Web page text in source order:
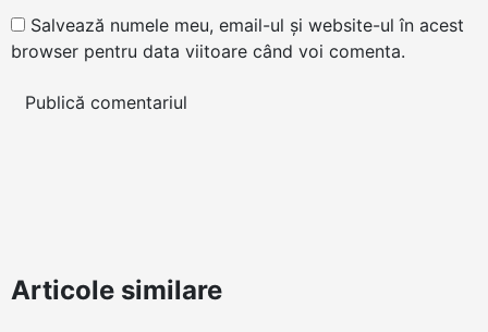
Salvează numele meu, email-ul și website-ul în acest
browser pentru data viitoare când voi comenta.
Articole similare